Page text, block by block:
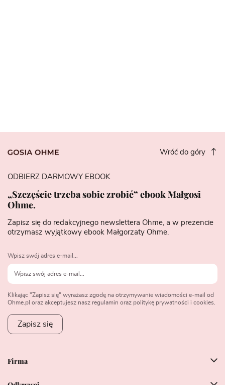
Wróć do góry
Firma
ODBIERZ DARMOWY EBOOK
„Szczęście trzeba sobie zrobić” ebook Małgosi
Ohme.
Zapisz się do redakcyjnego newslettera Ohme, a w prezencie
otrzymasz wyjątkowy ebook Małgorzaty Ohme.
Wpisz swój adres e-mail...
Klikając "Zapisz się" wyrażasz zgodę na otrzymywanie wiadomości e-mail od
Ohme.pl oraz akceptujesz nasz regulamin oraz politykę prywatności i cookies.
Zapisz się